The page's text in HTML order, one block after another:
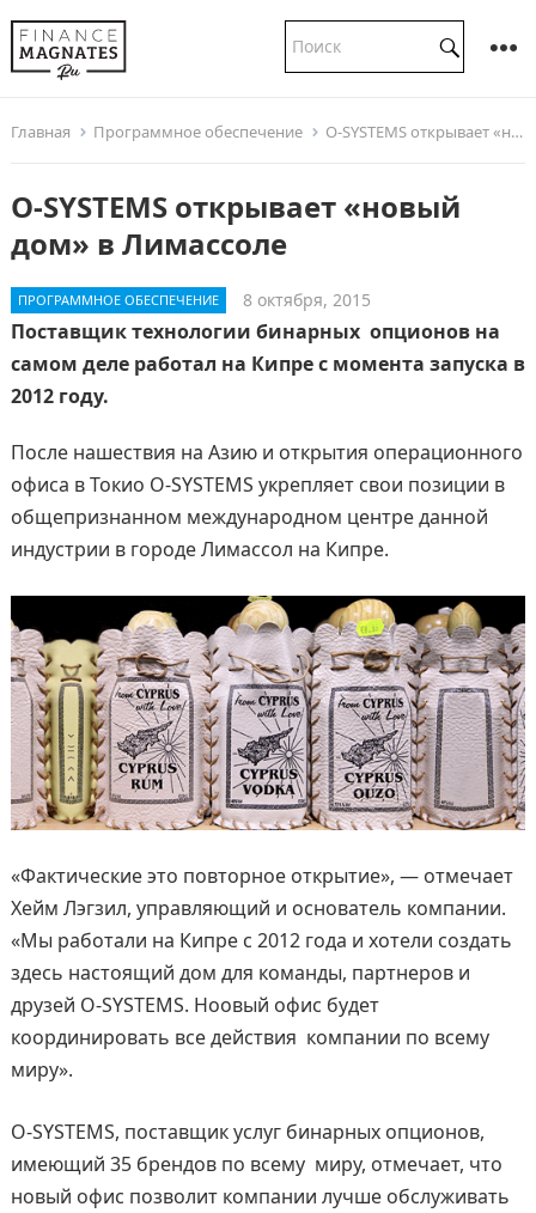
Главная Программное обеспечение O-SYSTEMS открывает «новый дом» в Лимассоле
O-SYSTEMS открывает «новый
дом» в Лимассоле
ПРОГРАММНОЕ ОБЕСПЕЧЕНИЕ 8 октября, 2015
Поставщик технологии бинарных опционов на
самом деле работал на Кипре с момента запуска в
2012 году.
После нашествия на Азию и открытия операционного
офиса в Токио O-SYSTEMS укрепляет свои позиции в
общепризнанном международном центре данной
индустрии в городе Лимассол на Кипре.
«Фактические это повторное открытие», — отмечает
Хейм Лэгзил, управляющий и основатель компании.
«Мы работали на Кипре с 2012 года и хотели создать
здесь настоящий дом для команды, партнеров и
друзей O-SYSTEMS. Ноовый офис будет
координировать все действия компании по всему
миру».
O-SYSTEMS, поставщик услуг бинарных опционов,
имеющий 35 брендов по всему миру, отмечает, что
новый офис позволит компании лучше обслуживать